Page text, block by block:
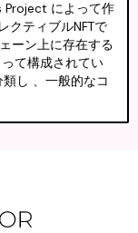
Project によって作
クティブルNFTで
ーン上に存在する
て構成されてい
し 、一般的なコ